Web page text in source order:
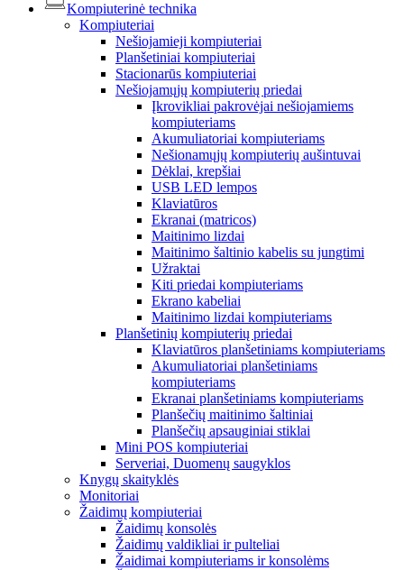
Kompiuterinė technika
Kompiuteriai
Nešiojamieji kompiuteriai
Planšetiniai kompiuteriai
Stacionarūs kompiuteriai
Nešiojamųjų kompiuterių priedai
Įkrovikliai pakrovėjai nešiojamiems
kompiuteriams
Akumuliatoriai kompiuteriams
Nešionamųjų kompiuterių aušintuvai
Dėklai, krepšiai
USB LED lempos
Klaviatūros
Ekranai (matricos)
Maitinimo lizdai
Maitinimo šaltinio kabelis su jungtimi
Užraktai
Kiti priedai kompiuteriams
Ekrano kabeliai
Maitinimo lizdai kompiuteriams
Planšetinių kompiuterių priedai
Klaviatūros planšetiniams kompiuteriams
Akumuliatoriai planšetiniams
kompiuteriams
Ekranai planšetiniams kompiuteriams
Planšečių maitinimo šaltiniai
Planšečių apsauginiai stiklai
Mini POS kompiuteriai
Serveriai, Duomenų saugyklos
Knygų skaityklės
Monitoriai
Žaidimų kompiuteriai
Žaidimų konsolės
Žaidimų valdikliai ir pulteliai
Žaidimai kompiuteriams ir konsolėms